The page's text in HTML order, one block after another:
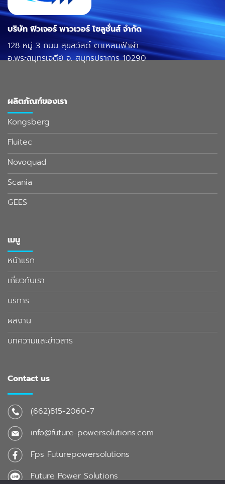
บริษัท ฟิวเจอร์ พาวเวอร์ โซลูชั่นส์ จำกัด
128 หมู่ 3 ถนน สุขสวัสดิ์ ต.แหลมฟ้าผ่า
อ.พระสมุทรเจดีย์ จ. สมุทรปราการ 10290
ผลิตภัณฑ์ของเรา
Kongsberg
Fluitec
Novoquad
Scania
GEES
เมนู
หน้าแรก
เกี่ยวกับเรา
บริการ
ผลงาน
บทความและข่าวสาร
Contact us
(662)815-2060-7
info@future-powersolutions.com
Fps Futurepowersolutions
Future Power Solutions